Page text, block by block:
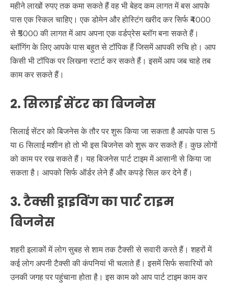
महीने लाखों रुपए तक कमा सकते हैं वह भी बेहद कम लागत में बस आपके
पास एक स्किल चाहिए। एक डोमेन और होस्टिंग खरीद कर सिर्फ ₹4000
से ₹5000 की लागत में आप अपना एक वर्डप्रेस ब्लॉग बना सकते हैं।
ब्लॉगिंग के लिए आपके पास बहुत से टॉपिक हैं जिसमें आपकी रुचि हो। आप
किसी भी टॉपिक पर लिखना स्टार्ट कर सकते हैं। इसमें आप जब चाहे तब
काम कर सकते हैं।
2. सिलाई सेंटर का बिजनेस
सिलाई सेंटर को बिजनेस के तौर पर शुरू किया जा सकता है आपके पास 5
या 6 सिलाई मशीन हो तो भी इस बिजनेस को शुरू कर सकते हैं। कुछ लोगों
को काम पर रख सकते हैं। यह बिजनेस पार्ट टाइम में आसानी से किया जा
सकता है। आपको सिर्फ ऑर्डर लेने हैं और कपड़े सिल कर देने हैं।
3. टैक्सी ड्राइविंग का पार्ट टाइम
बिजनेस
शहरी इलाकों में लोग सुबह से शाम तक टैक्सी से सवारी करते हैं। शहरों में
कई लोग अपनी टैक्सी की कंपनियां भी चलाते हैं। इसमें सिर्फ सवारियों को
उनकी जगह पर पहुंचाना होता है। इस काम को आप पार्ट टाइम काम कर